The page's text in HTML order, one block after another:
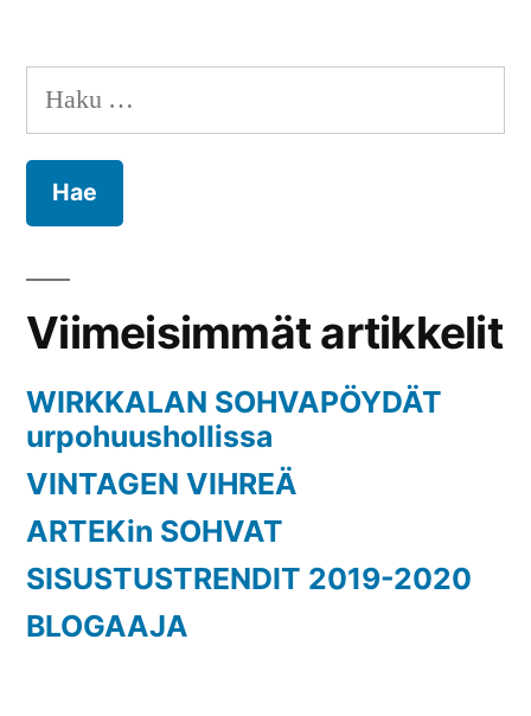
Haku:
Viimeisimmät artikkelit
WIRKKALAN SOHVAPÖYDÄT
urpohuushollissa
VINTAGEN VIHREÄ
ARTEKin SOHVAT
SISUSTUSTRENDIT 2019-2020
BLOGAAJA